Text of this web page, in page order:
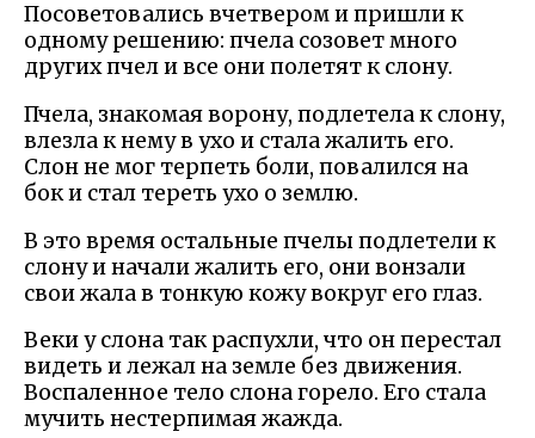
Посоветовались вчетвером и пришли к
одному решению: пчела созовет много
других пчел и все они полетят к слону.
Пчела, знакомая ворону, подлетела к слону,
влезла к нему в ухо и стала жалить его.
Слон не мог терпеть боли, повалился на
бок и стал тереть ухо о землю.
В это время остальные пчелы подлетели к
слону и начали жалить его, они вонзали
свои жала в тонкую кожу вокруг его глаз.
Веки у слона так распухли, что он перестал
видеть и лежал на земле без движения.
Воспаленное тело слона горело. Его стала
мучить нестерпимая жажда.